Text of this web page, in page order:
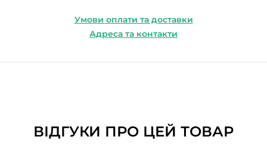
Умови оплати та доставки
Адреса та контакти
ВІДГУКИ ПРО ЦЕЙ ТОВАР